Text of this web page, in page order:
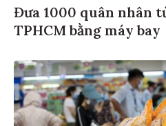
Đưa 1000 quân nhân
TPHCM bằng máy bay